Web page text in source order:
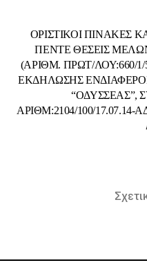
ΟΡΙΣΤΙΚΟΙ ΠΙΝΑΚΕΣ
ΠΕΝΤΕ ΘΕΣΕΙΣ
(ΑΡΙΘΜ. ΠΡΩΤ/ΛΟΥ:660/1/
ΕΚΔΗΛΩΣΗΣ
ΑΡΙΘΜ:2104/100/